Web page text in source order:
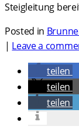
Steigleitung
Posted in
| Leave a
teilen
teilen
teilen